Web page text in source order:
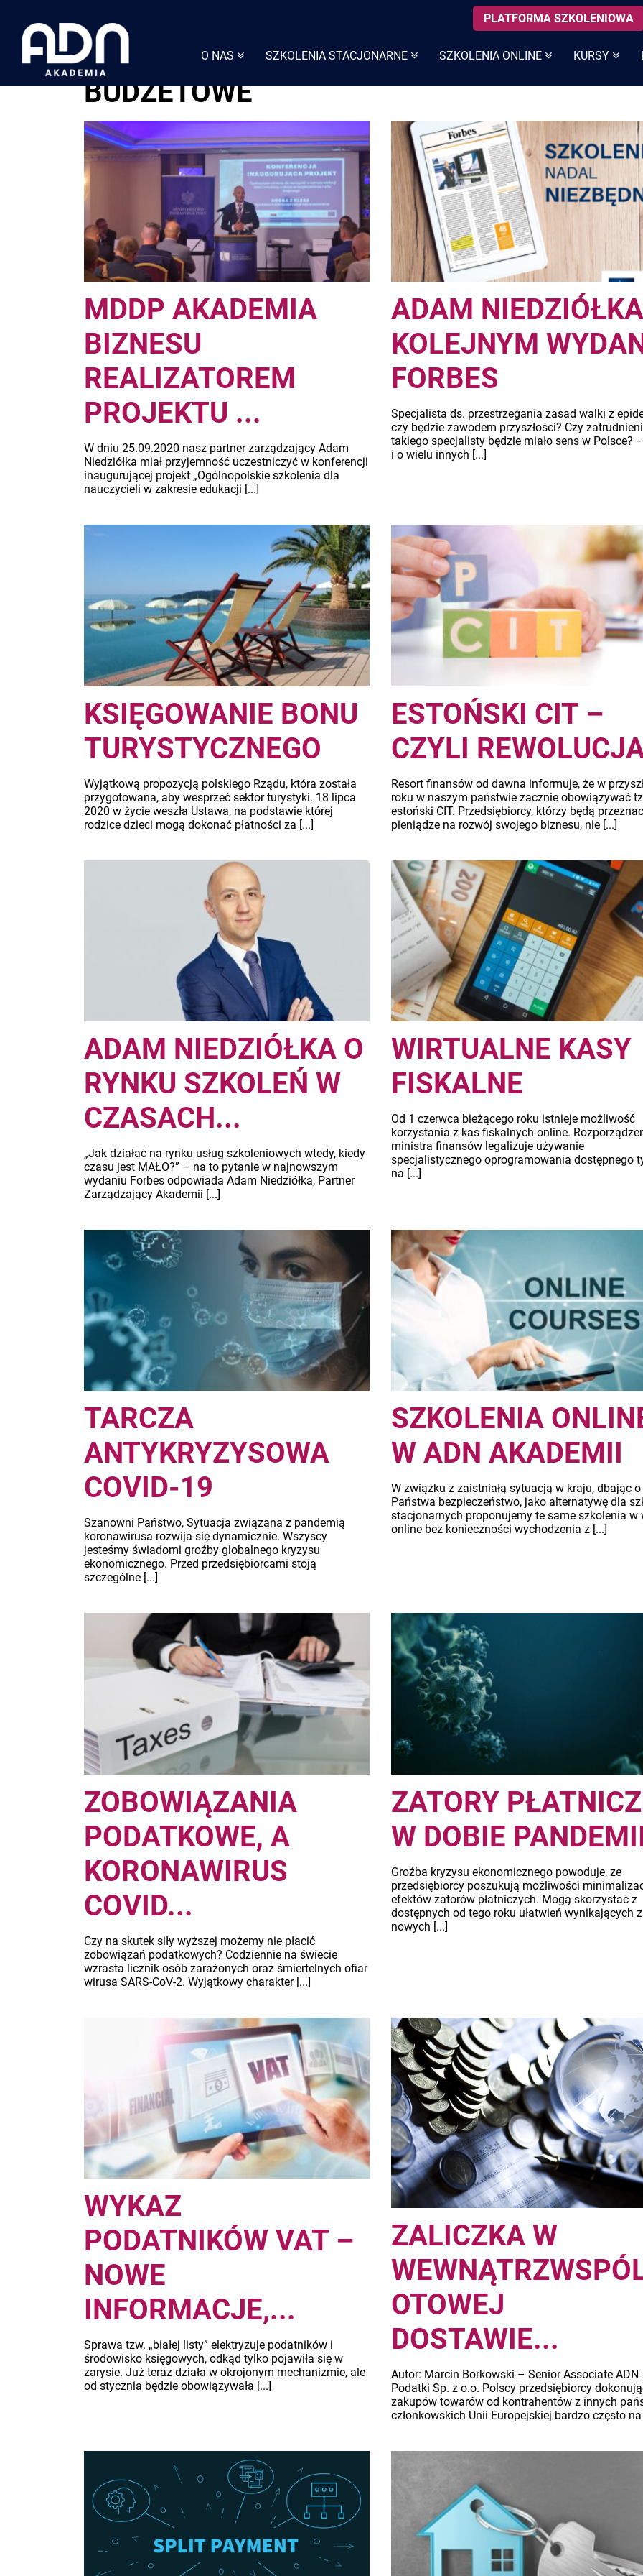
O NAS SZKOLENIA STACJONARNE SZKOLENIA ONLINE KURSY
content
PLATFORMA SZKOLENIOWA
BUDŻETOWE
MDDP AKADEMIA
BIZNESU
REALIZATOREM
PROJEKTU ...
W dniu 25.09.2020 nasz partner zarządzający Adam
Niedziółka miał przyjemność uczestniczyć w konferencji
inaugurującej projekt „Ogólnopolskie szkolenia dla
nauczycieli w zakresie edukacji [...]
ADAM
KOLEJNYM
FORBES
Specjalista ds. przestrzegania zasad walki z
czy będzie zawodem przyszłości? Czy
takiego specjalisty będzie miało sens w Polsce?
i o wielu innych [...]
KSIĘGOWANIE BONU
TURYSTYCZNEGO
Wyjątkową propozycją polskiego Rządu, która została
przygotowana, aby wesprzeć sektor turystyki. 18 lipca
2020 w życie weszła Ustawa, na podstawie której
rodzice dzieci mogą dokonać płatności za [...]
ESTOŃSKI CIT –
CZYLI
Resort finansów od dawna informuje, że w
roku w naszym państwie zacznie obowiązywać
estoński CIT. Przedsiębiorcy, którzy będą
pieniądze na rozwój swojego biznesu, nie [...]
ADAM NIEDZIÓŁKA O
RYNKU SZKOLEŃ W
CZASACH...
„Jak działać na rynku usług szkoleniowych wtedy, kiedy
czasu jest MAŁO?” – na to pytanie w najnowszym
wydaniu Forbes odpowiada Adam Niedziółka, Partner
Zarządzający Akademii [...]
WIRTUALNE KASY
FISKALNE
Od 1 czerwca bieżącego roku istnieje możliwość
korzystania z kas fiskalnych online.
ministra finansów legalizuje używanie
specjalistycznego oprogramowania dostępnego
na [...]
TARCZA
ANTYKRYZYSOWA
COVID-19
Szanowni Państwo, Sytuacja związana z pandemią
koronawirusa rozwija się dynamicznie. Wszyscy
jesteśmy świadomi groźby globalnego kryzysu
ekonomicznego. Przed przedsiębiorcami stoją
szczególne [...]
SZKOLENIA
W ADN AKADEMII
W związku z zaistniałą sytuacją w kraju, dbając o
Państwa bezpieczeństwo, jako alternatywę dla
stacjonarnych proponujemy te same szkolenia w
online bez konieczności wychodzenia z [...]
ZOBOWIĄZANIA
PODATKOWE, A
KORONAWIRUS
COVID...
Czy na skutek siły wyższej możemy nie płacić
zobowiązań podatkowych? Codziennie na świecie
wzrasta licznik osób zarażonych oraz śmiertelnych ofiar
wirusa SARS-CoV-2. Wyjątkowy charakter [...]
ZATORY
W DOBIE
Groźba kryzysu ekonomicznego powoduje, ze
przedsiębiorcy poszukują możliwości
efektów zatorów płatniczych. Mogą skorzystać z
dostępnych od tego roku ułatwień wynikających z
nowych [...]
WYKAZ
PODATNIKÓW VAT –
NOWE
INFORMACJE,...
Sprawa tzw. „białej listy” elektryzuje podatników i
środowisko księgowych, odkąd tylko pojawiła się w
zarysie. Już teraz działa w okrojonym mechanizmie, ale
od stycznia będzie obowiązywała [...]
ZALICZKA W
OTOWEJ
DOSTAWIE...
Autor: Marcin Borkowski – Senior Associate ADN
Podatki Sp. z o.o. Polscy przedsiębiorcy
zakupów towarów od kontrahentów z innych
członkowskich Unii Europejskiej bardzo często na